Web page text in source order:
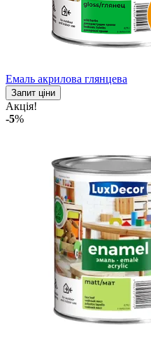
Емаль акрилова глянцева
Запит ціни
Акція!
-5%